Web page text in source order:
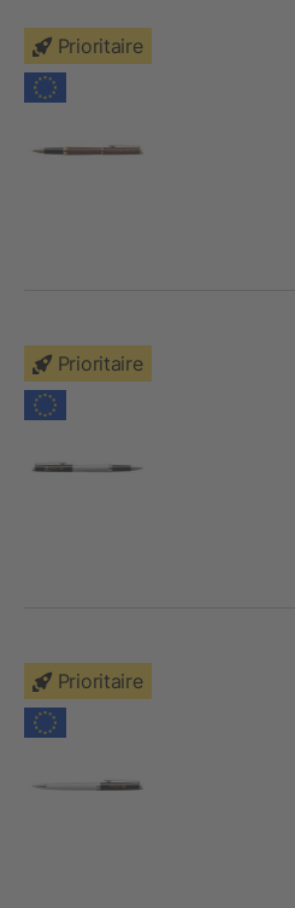
Prioritaire
Prioritaire
Prioritaire